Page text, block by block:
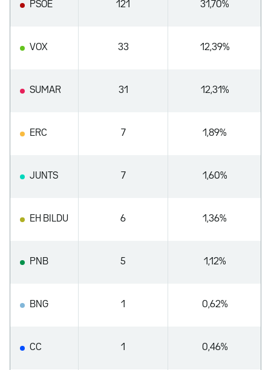
PSOE 121 31,70%
VOX 33 12,39%
SUMAR 31 12,31%
ERC 7 1,89%
JUNTS 7 1,60%
EH BILDU 6 1,36%
PNB 5 1,12%
BNG 1 0,62%
CC 1 0,46%